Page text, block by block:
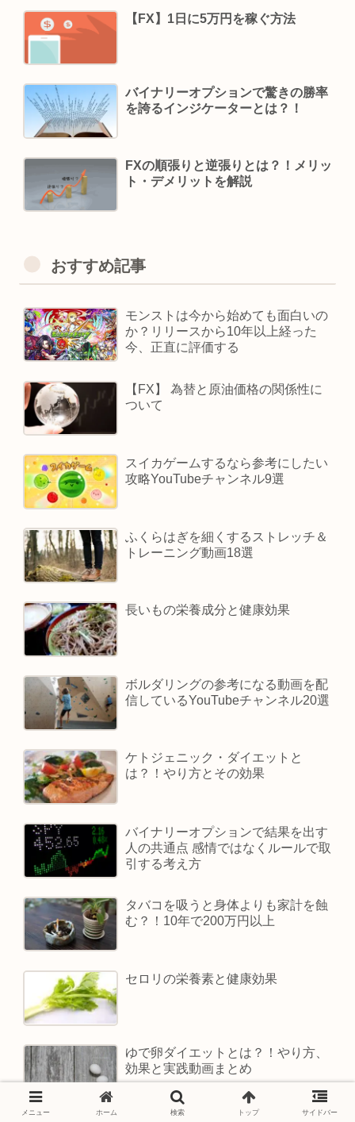
【FX】1日に5万円を稼ぐ方法
バイナリーオプションで驚きの勝率
を誇るインジケーターとは？！
FXの順張りと逆張りとは？！メリッ
ト・デメリットを解説
おすすめ記事
モンストは今から始めても面白いの
か？リリースから10年以上経った
今、正直に評価する
【FX】 為替と原油価格の関係性に
ついて
スイカゲームするなら参考にしたい
攻略YouTubeチャンネル9選
ふくらはぎを細くするストレッチ＆
トレーニング動画18選
長いもの栄養成分と健康効果
ボルダリングの参考になる動画を配
信しているYouTubeチャンネル20選
ケトジェニック・ダイエットと
は？！やり方とその効果
バイナリーオプションで結果を出す
人の共通点 感情ではなくルールで取
引する考え方
タバコを吸うと身体よりも家計を蝕
む？！10年で200万円以上
セロリの栄養素と健康効果
ゆで卵ダイエットとは？！やり方、
効果と実践動画まとめ
メニュー ホーム 検索 トップ サイドバー